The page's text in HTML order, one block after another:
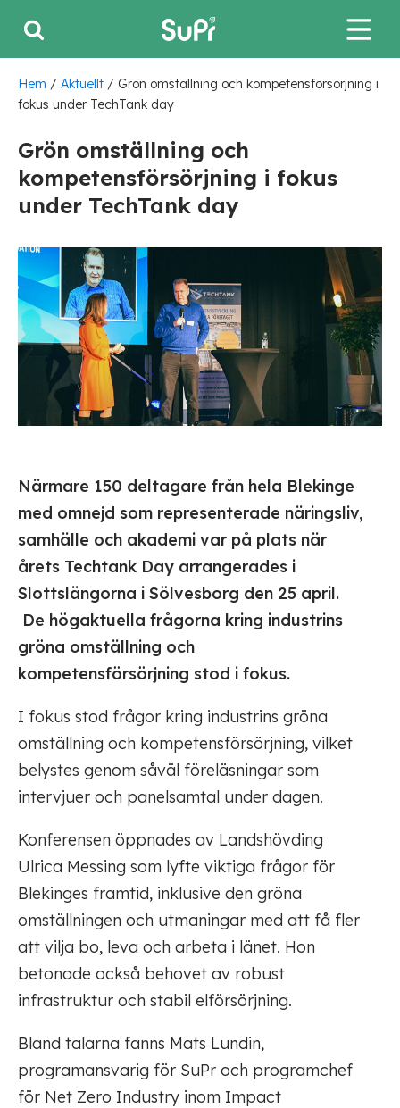
Hem / Aktuellt / Grön omställning och kompetensförsörjning i
fokus under TechTank day
Grön omställning och
kompetensförsörjning i fokus
under TechTank day
Närmare 150 deltagare från hela Blekinge
med omnejd som representerade näringsliv,
samhälle och akademi var på plats när
årets Techtank Day arrangerades i
Slottslängorna i Sölvesborg den 25 april.
De högaktuella frågorna kring industrins
gröna omställning och
kompetensförsörjning stod i fokus.
I fokus stod frågor kring industrins gröna
omställning och kompetensförsörjning, vilket
belystes genom såväl föreläsningar som
intervjuer och panelsamtal under dagen.
Konferensen öppnades av Landshövding
Ulrica Messing som lyfte viktiga frågor för
Blekinges framtid, inklusive den gröna
omställningen och utmaningar med att få fler
att vilja bo, leva och arbeta i länet. Hon
betonade också behovet av robust
infrastruktur och stabil elförsörjning.
Bland talarna fanns Mats Lundin,
programansvarig för SuPr och programchef
för Net Zero Industry inom Impact